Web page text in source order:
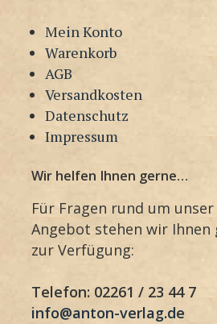
Mein Konto
Warenkorb
AGB
Versandkosten
Datenschutz
Impressum
Wir helfen Ihnen gerne…
Für Fragen rund um unser
Angebot stehen wir Ihnen
zur Verfügung:
Telefon: 02261 / 23 44 7
info@anton-verlag.de